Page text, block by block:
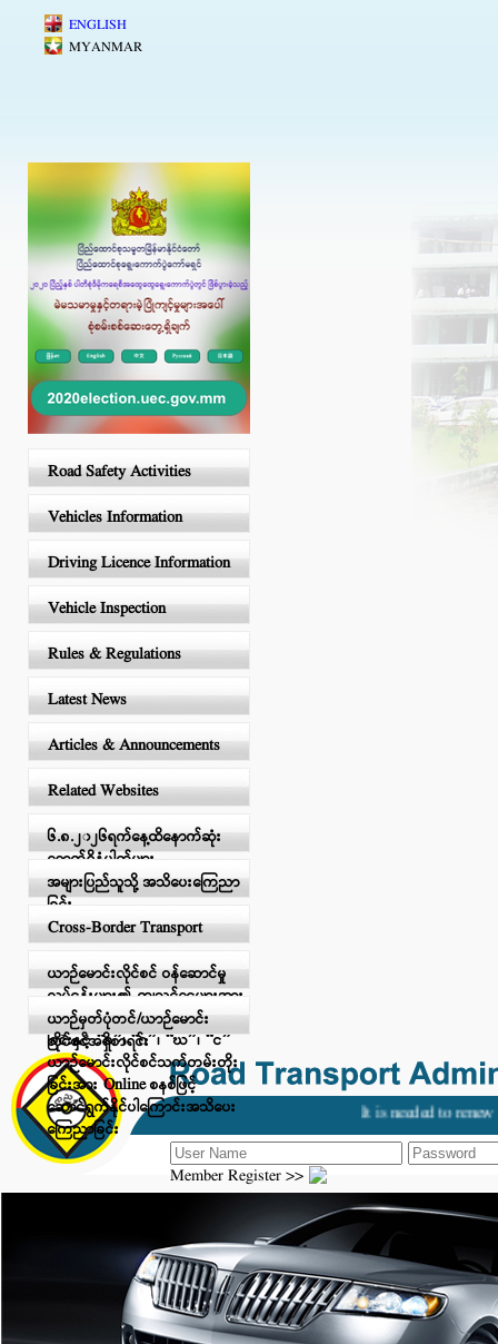
Skip to main content
ENGLISH
MYANMAR
Road Safety Activities
Vehicles Information
Driving Licence Information
Vehicle Inspection
Rules & Regulations
Latest News
Articles & Announcements
Related Websites
၆.၈.၂၀၂၆ရက်နေ့ထိနောက်ဆုံး
ရောက်ရှိနံပါတ်များ
အများပြည်သူသို့ အသိပေးကြေညာ
ခြင်း
Cross-Border Transport
ယာဉ်မောင်းလိုင်စင် ဝန်ဆောင်မှု
လုပ်ငန်းများ၏ ကျသင့်ငွေများအား
Digital Payment ဖြင့် ငွေပေးချေ
ခြင်းနှင့် “ခ”၊ “ဂ”၊ “ဃ”၊ “င”
ယာဉ်မောင်းလိုင်စင်သက်တမ်းတိုး
ခြင်းအား Online စနစ်ဖြင့်
ဆောင်ရွက်နိုင်ပါကြောင်းအသိပေး
ကြေညာခြင်း
ယာဉ်မှတ်ပုံတင်/ယာဉ်မောင်း
လိုင်စင်အရှိစာရင်း
It is needed to renew
Member Register >>